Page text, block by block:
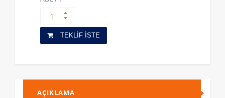
TEKLİF İSTE
AÇIKLAMA